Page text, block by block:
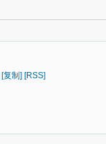
[复制] [RSS]